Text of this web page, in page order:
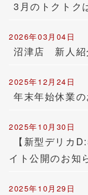
3月のトクトク
2026年03月04日
沼津店 新人紹
2025年12月24日
年末年始休業
2025年10月30日
【新型デリカ
イト公開のお知
2025年10月29日